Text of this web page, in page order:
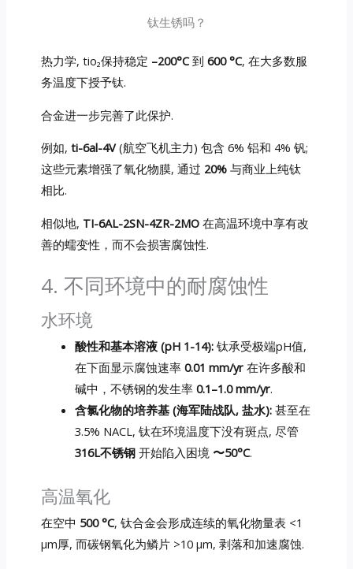
钛生锈吗？
热力学, tio₂保持稳定 –200°C到 600 °C, 在大多数服
务温度下授予钛.
合金进一步完善了此保护.
例如, ti-6al-4V(航空飞机主力) 包含 6% 铝和 4% 钒;
这些元素增强了氧化物膜, 通过 20%与商业上纯钛
相比.
相似地, TI-6AL-2SN-4ZR-2MO在高温环境中享有改
善的蠕变性，而不会损害腐蚀性.
4. 不同环境中的耐腐蚀性
水环境
酸性和基本溶液 (pH 1-14): 钛承受极端pH值,
在下面显示腐蚀速率0.01 mm/yr 在许多酸和
碱中，不锈钢的发生率0.1–1.0 mm/yr.
含氯化物的培养基 (海军陆战队, 盐水): 甚至在
3.5% NACL, 钛在环境温度下没有斑点, 尽管
316L不锈钢 开始陷入困境〜50°C.
高温氧化
在空中 500 °C, 钛合金会形成连续的氧化物量表 <1
μm厚, 而碳钢氧化为鳞片 >10 μm, 剥落和加速腐蚀.